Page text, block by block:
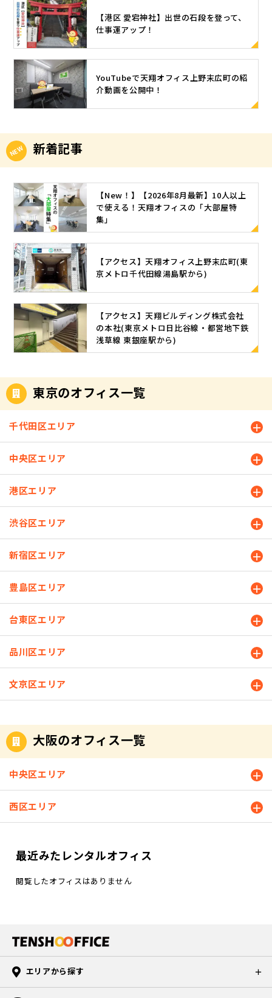
【港区 愛宕神社】出世の石段を登って、
仕事運アップ！
YouTubeで天翔オフィス上野末広町の紹
介動画を公開中！
新着記事
【New！】【2026年8月最新】10人以上
で使える！天翔オフィスの「大部屋特
集」
【アクセス】天翔オフィス上野末広町(東
京メトロ千代田線湯島駅から)
【アクセス】天翔ビルディング株式会社
の本社(東京メトロ日比谷線・都営地下鉄
浅草線 東銀座駅から)
東京のオフィス一覧
千代田区エリア
中央区エリア
港区エリア
渋谷区エリア
新宿区エリア
豊島区エリア
台東区エリア
品川区エリア
文京区エリア
大阪のオフィス一覧
中央区エリア
西区エリア
最近みたレンタルオフィス
閲覧したオフィスはありません
エリアから探す